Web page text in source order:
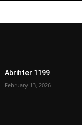
Abrihter 1199
February 13, 2026